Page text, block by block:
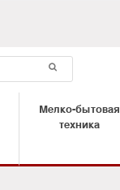
Мелко-бытовая
техника